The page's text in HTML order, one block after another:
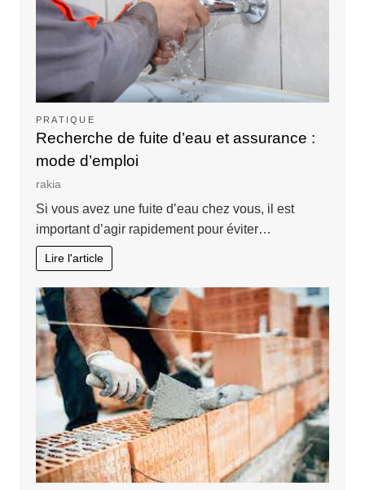
PRATIQUE
Recherche de fuite d’eau et assurance :
mode d’emploi
rakia
Si vous avez une fuite d’eau chez vous, il est
important d’agir rapidement pour éviter…
Lire l'article